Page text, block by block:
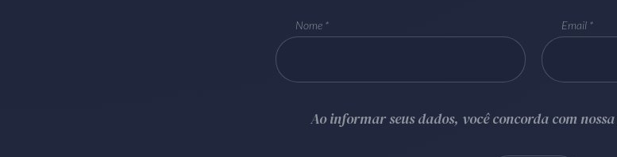
Nome Email
Ao informar seus dados, você concorda com nossa